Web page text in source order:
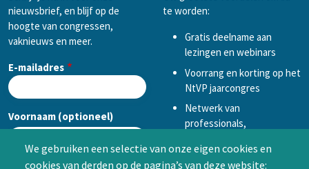
We gebruiken een selectie van onze eigen cookies en
cookies van derden op de pagina’s van deze website:
nieuwsbrief, en blijf op de
hoogte van congressen,
vaknieuws en meer.
E-mailadres
Voornaam (optioneel)
te worden:
Gratis deelname aan
lezingen en webinars
Voorrang en korting op het
NtVP jaarcongres
Netwerk van
professionals,
samenwerken in een van